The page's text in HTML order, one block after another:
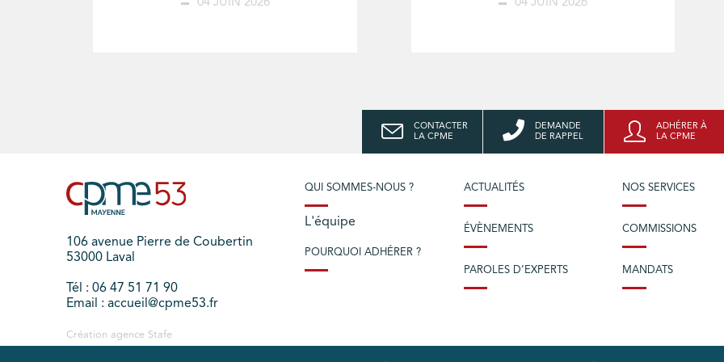
04 JUIN 2026 04 JUIN 2026
CONTACTER
LA CPME
DEMANDE
DE RAPPEL
ADHÉRER À
LA CPME
106 avenue Pierre de Coubertin
53000 Laval
Tél : 06 47 51 71 90
Email : accueil@cpme53.fr
Création agence Stafe
QUI SOMMES-NOUS ?
L'équipe
POURQUOI ADHÉRER ?
ACTUALITÉS
ÉVÈNEMENTS
PAROLES D’EXPERTS
NOS SERVICES
COMMISSIONS
MANDATS